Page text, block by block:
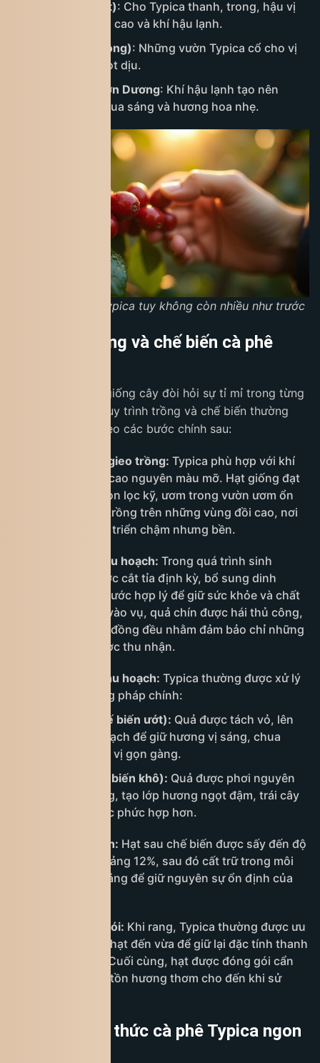
Cầu Đất (Đà Lạt): Cho Typica thanh, trong, hậu vị
ngọt dài nhờ độ cao và khí hậu lạnh.
Di Linh (Lâm Đồng): Những vườn Typica cổ cho vị
mềm mại và ngọt dịu.
Lạc Dương – Đơn Dương: Khí hậu lạnh tạo nên
Typica có độ chua sáng và hương hoa nhẹ.
Diện tích trồng Typica tuy không còn nhiều như trước
Quy trình trồng và chế biến cà phê
Cà phê Typica là giống cây đòi hỏi sự tỉ mỉ trong từng
khâu chăm sóc. Quy trình trồng và chế biến thường
được thực hiện theo các bước chính sau:
Chọn giống và gieo trồng: Typica phù hợp với khí
hậu mát và đất cao nguyên màu mỡ. Hạt giống đạt
chuẩn được chọn lọc kỹ, ươm trong vườn ươm ổn
định rồi đưa ra trồng trên những vùng đồi cao, nơi
cây có thể phát triển chậm nhưng bền.
Chăm sóc và thu hoạch: Trong quá trình sinh
trưởng, cây được cắt tỉa định kỳ, bổ sung dinh
dưỡng và tưới nước hợp lý để giữ sức khỏe và chất
lượng quả. Khi vào vụ, quả chín được hái thủ công,
lựa từng trái đỏ đồng đều nhằm đảm bảo chỉ những
hạt tốt nhất được thu nhận.
Chế biến sau thu hoạch: Typica thường được xử lý
theo hai phương pháp chính:
Washed (chế biến ướt): Quả được tách vỏ, lên
men rồi rửa sạch để giữ hương vị sáng, chua
thanh và hậu vị gọn gàng.
Natural (chế biến khô): Quả được phơi nguyên
trái dưới nắng, tạo lớp hương ngọt đậm, trái cây
rõ và cấu trúc phức hợp hơn.
Sấy và bảo quản: Hạt sau chế biến được sấy đến độ
ẩm ổn định khoảng 12%, sau đó cất trữ trong môi
trường khô thoáng để giữ nguyên sự ổn định của
Rang và đóng gói: Khi rang, Typica thường được ưu
tiên mức rang nhạt đến vừa để giữ lại đặc tính thanh
nhẹ đặc trưng. Cuối cùng, hạt được đóng gói cẩn
thận nhằm bảo tồn hương thơm cho đến khi sử
Cách thưởng thức cà phê Typica ngon